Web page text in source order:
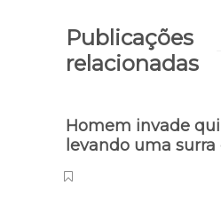
Publicações
relacionadas
Homem invade
levando uma